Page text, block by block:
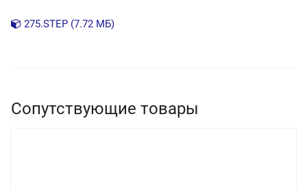
275.STEP (7.72 МБ)
Сопутствующие товары